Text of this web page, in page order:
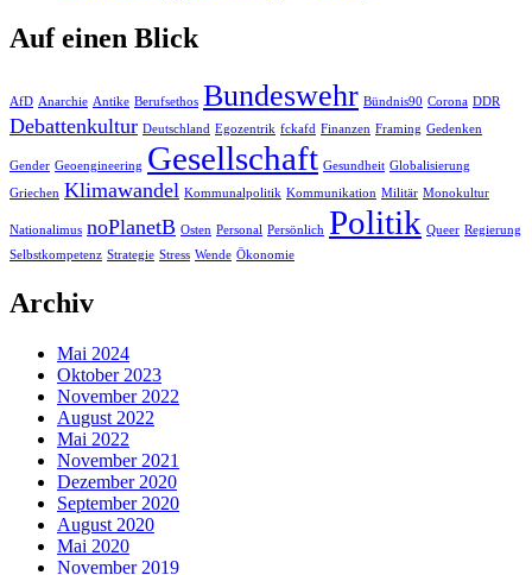
Auf einen Blick
AfD Anarchie Antike Berufsethos Bundeswehr Bündnis90 Corona DDR
Debattenkultur Deutschland Egozentrik fckafd Finanzen Framing Gedenken
Gender Geoengineering Gesellschaft Gesundheit Globalisierung
Griechen Klimawandel Kommunalpolitik Kommunikation Militär Monokultur
Nationalimus noPlanetB Osten Personal Persönlich Politik Queer Regierung
Selbstkompetenz Strategie Stress Wende Ökonomie
Archiv
Mai 2024
Oktober 2023
November 2022
August 2022
Mai 2022
November 2021
Dezember 2020
September 2020
August 2020
Mai 2020
November 2019